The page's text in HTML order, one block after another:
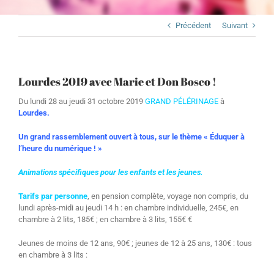
Précédent Suivant
Lourdes 2019 avec Marie et Don Bosco !
Du lundi 28 au jeudi 31 octobre 2019 GRAND PÉLÉRINAGE à
Lourdes.
Un grand rassemblement ouvert à tous, sur le thème « Éduquer à
l’heure du numérique ! »
Animations spécifiques pour les enfants et les jeunes.
Tarifs par personne, en pension complète, voyage non compris, du
lundi après-midi au jeudi 14 h : en chambre individuelle, 245€, en
chambre à 2 lits, 185€ ; en chambre à 3 lits, 155€ €
Jeunes de moins de 12 ans, 90€ ; jeunes de 12 à 25 ans, 130€ : tous
en chambre à 3 lits :